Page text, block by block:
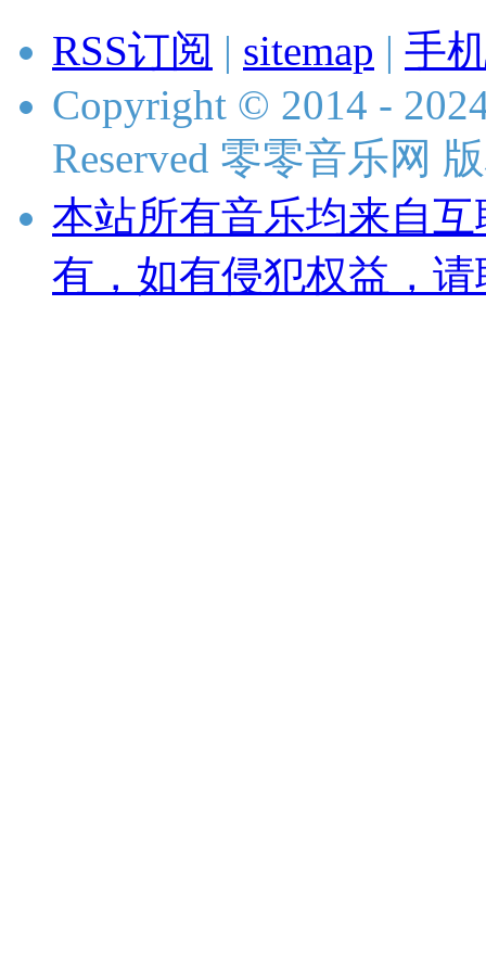
RSS订阅 | sitemap | 手
Copyright © 2014 -
Reserved 零零音乐网
本站所有音乐均来自
有，如有侵犯权益，